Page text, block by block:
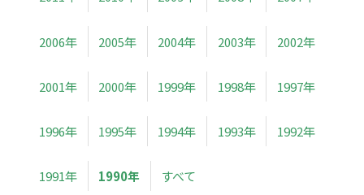
2006年 2005年 2004年 2003年 2002年
2001年 2000年 1999年 1998年 1997年
1996年 1995年 1994年 1993年 1992年
1991年 1990年 すべて